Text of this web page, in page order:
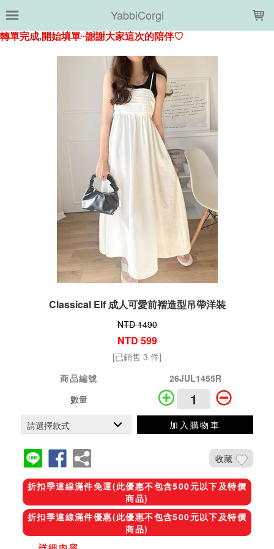
YabbiCorgi
Classical Elf 成人可愛前褶造型吊帶洋裝
NTD 1490
NTD 599
[已銷售 3 件]
商品編號
26JUL1455R
數量
加入購物車
收藏
折扣季連線滿件免運(此優惠不包含500元以下及特價
商品)
折扣季連線滿件優惠(此優惠不包含500元以下及特價
商品)